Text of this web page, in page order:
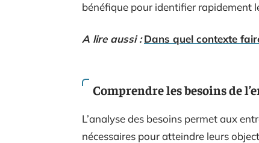
bénéfique pour identifier rapidement
A lire aussi : Dans quel contexte
Comprendre les besoins de
L’analyse des besoins permet aux
nécessaires pour atteindre leurs